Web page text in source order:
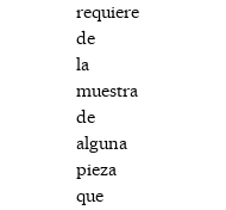
requiere
de
la
muestra
de
alguna
pieza
que